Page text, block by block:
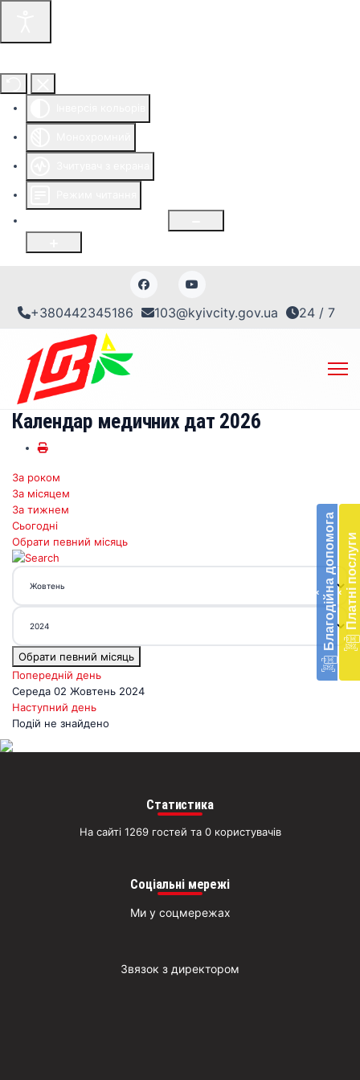
+380442345186 103@kyivcity.gov.ua 24 / 7
‹ Благодійна допомогав
‹ Платні послуги
Календар медичних дат 2026
За роком
За місяцем
За тижнем
Сьогодні
Обрати певний місяць
Обрати певний місяць
Попередній день
Середа 02 Жовтень 2024
Наступний день
Подій не знайдено
Статистика
На сайті 1269 гостей та 0 користувачів
Соціальні мережі
Ми у соцмережах
Звязок з директором